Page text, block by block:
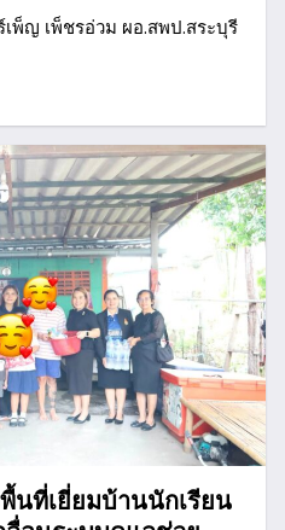
พ็ญ เพ็ชรอ่วม ผอ.สพป.สระบุรี
นที่เยี่ยมบ้านนักเรียน